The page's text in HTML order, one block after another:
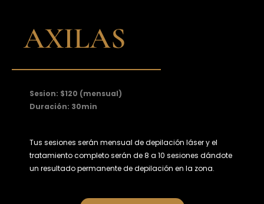
AXILAS
Sesion: $120 (mensual)
Duración: 30min
Tus sesiones serán mensual de depilación láser y el
tratamiento completo serán de 8 a 10 sesiones dándote
un resultado permanente de depilación en la zona.